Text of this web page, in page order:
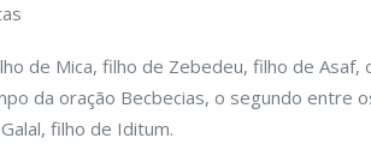
de Mica, filho de Zebedeu, filho de
da oração Becbecias, o segundo entre
filho de Iditum.